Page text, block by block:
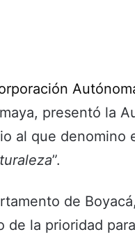
presentó la
al que denomino
”.
de Boyacá,
de la prioridad